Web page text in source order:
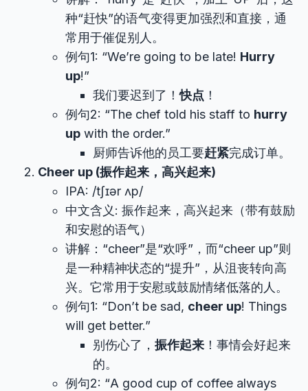
种“赶快”的语气变得更加强烈和直接，通
常用于催促别人。
例句1: “We’re going to be late! Hurry
up!”
我们要迟到了！快点 ！
例句2: “The chef told his staff to hurry
up with the order.”
厨师告诉他的员工要赶紧完成订单。
Cheer up (振作起来，高兴起来)
IPA: /tʃɪər ʌp/
中文含义: 振作起来，高兴起来（带有鼓励
和安慰的语气）
讲解：“cheer”是“欢呼”，而“cheer up”则
是一种精神状态的“提升”，从沮丧转向高
兴。它常用于安慰或鼓励情绪低落的人。
例句1: “Don’t be sad, cheer up! Things
will get better.”
别伤心了， 振作起来 ！事情会好起来
的。
例句2: “A good cup of coffee always